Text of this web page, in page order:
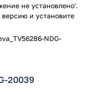
не установлено'.
и установите
NDG-
20039